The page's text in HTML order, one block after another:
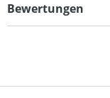
Bewertungen